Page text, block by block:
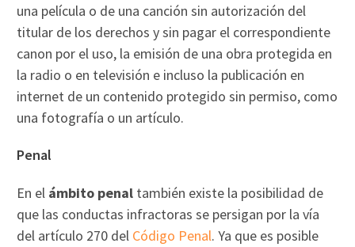
una película o de una canción sin autorización del
titular de los derechos y sin pagar el correspondiente
canon por el uso, la emisión de una obra protegida en
la radio o en televisión e incluso la publicación en
internet de un contenido protegido sin permiso, como
una fotografía o un artículo.
Penal
En el ámbito penal también existe la posibilidad de
que las conductas infractoras se persigan por la vía
del artículo 270 del Código Penal. Ya que es posible